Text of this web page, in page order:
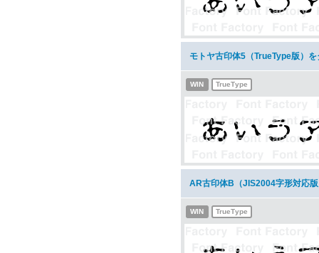
モトヤ古印体5（TrueType版）
WIN TrueType
AR古印体B（JIS2004字形対応
WIN TrueType